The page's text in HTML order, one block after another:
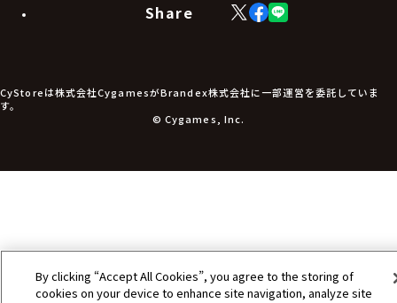
食品・飲料品
アパレル小物
アクセサリー
Share
X
(Twitter)
Facebook
LINE
CyStoreは株式会社CygamesがBrandex株式会社に一部運営を委託していま
す。
© Cygames, Inc.
By clicking “Accept All Cookies”, you agree to the storing of
cookies on your device to enhance site navigation, analyze site